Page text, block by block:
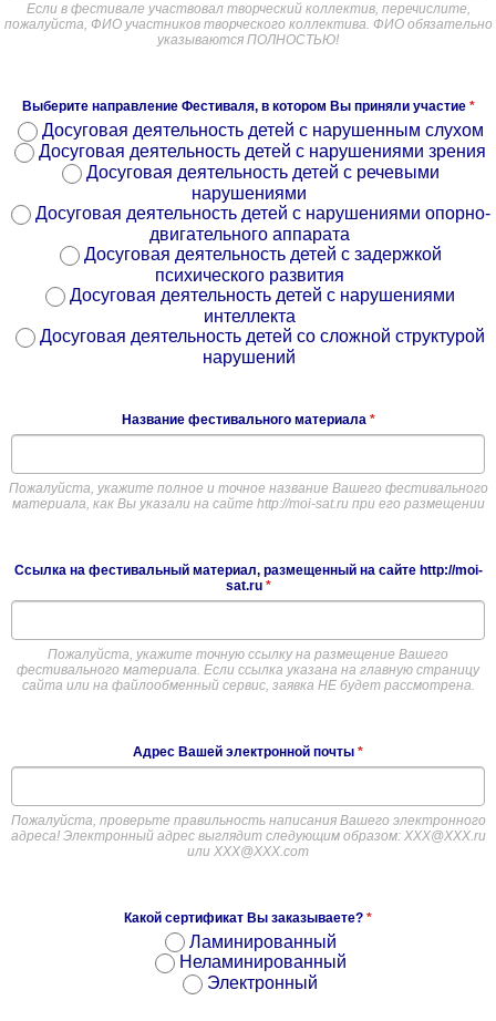
Если в фестивале участвовал творческий коллектив, перечислите,
пожалуйста, ФИО участников творческого коллектива. ФИО обязательно
указываются ПОЛНОСТЬЮ!
Выберите направление Фестиваля, в котором Вы приняли участие *
Досуговая деятельность детей с нарушенным слухом
Досуговая деятельность детей с нарушениями зрения
Досуговая деятельность детей с речевыми
нарушениями
Досуговая деятельность детей с нарушениями опорно-
двигательного аппарата
Досуговая деятельность детей с задержкой
психического развития
Досуговая деятельность детей с нарушениями
интеллекта
Досуговая деятельность детей со сложной структурой
нарушений
Название фестивального материала *
Пожалуйста, укажите полное и точное название Вашего фестивального
материала, как Вы указали на сайте http://moi-sat.ru при его размещении
Ссылка на фестивальный материал, размещенный на сайте http://moi-
sat.ru *
Пожалуйста, укажите точную ссылку на размещение Вашего
фестивального материала. Если ссылка указана на главную страницу
сайта или на файлообменный сервис, заявка НЕ будет рассмотрена.
Адрес Вашей электронной почты *
Пожалуйста, проверьте правильность написания Вашего электронного
адреса! Электронный адрес выглядит следующим образом: ХХХ@ХХХ.ru
или XXX@XXX.com
Какой сертификат Вы заказываете? *
Ламинированный
Неламинированный
Электронный